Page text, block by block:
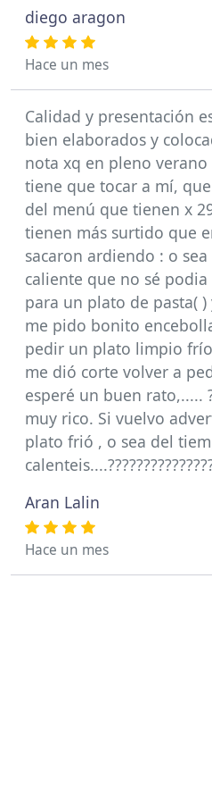
diego aragon
Hace un mes
Calidad y presentación
bien elaborados y
nota xq en pleno
tiene que tocar a mí,
del menú que tienen x
tienen más surtido que
sacaron ardiendo : o
caliente que no sé podia
para un plato de pasta(
me pido bonito
pedir un plato limpio
me dió corte volver a
esperé un buen rato,.....
muy rico. Si vuelvo
plato frió , o sea del
Aran Lalin
Hace un mes